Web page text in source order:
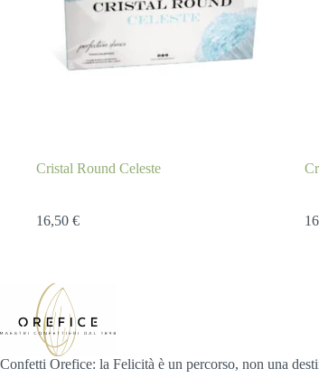
Cristal Round Celeste
16,50 €
Confetti Orefice: la Felicità è un percorso, non una